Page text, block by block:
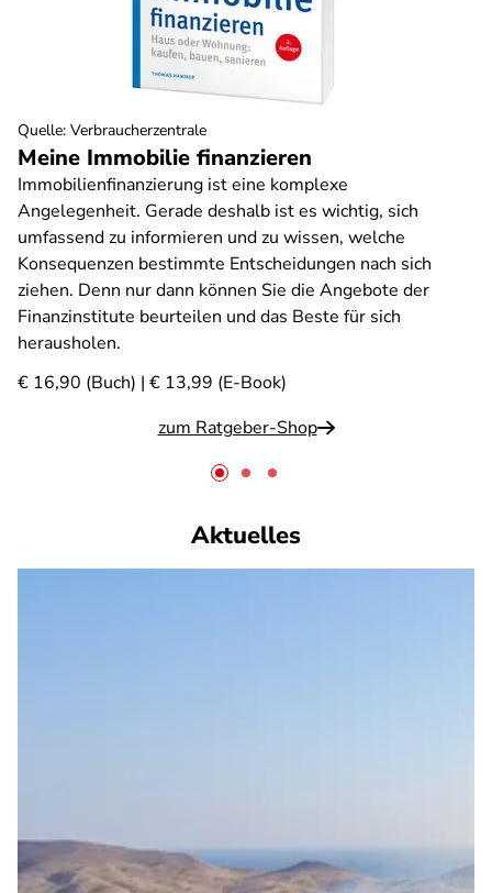
Meine Immobilie finanzieren
Immobilienfinanzierung ist eine komplexe
Angelegenheit. Gerade deshalb ist es wichtig, sich
umfassend zu informieren und zu wissen, welche
Konsequenzen bestimmte Entscheidungen nach sich
ziehen. Denn nur dann können Sie die Angebote der
Finanzinstitute beurteilen und das Beste für sich
herausholen.
€ 16,90 (Buch) | € 13,99 (E-Book)
zum Ratgeber-Shop
Quelle: Verbraucherzentrale
Aktuelles